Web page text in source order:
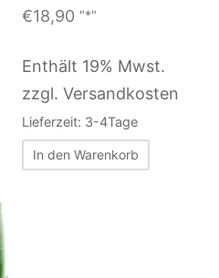
€18,90 "*"
Enthält 19% Mwst.
zzgl. Versandkosten
Lieferzeit: 3-4Tage
In den Warenkorb